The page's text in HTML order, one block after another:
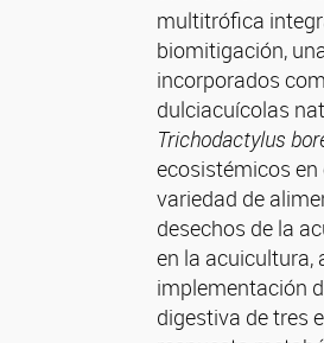
multitrófica
biomitigación,
incorporados
dulciacuícolas
Trichodactylus
ecosistémicos
variedad de
desechos de la
en la acuicultura,
implementación
digestiva de tres